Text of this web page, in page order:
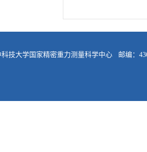
科技大学国家精密重力测量科学中心 邮编：